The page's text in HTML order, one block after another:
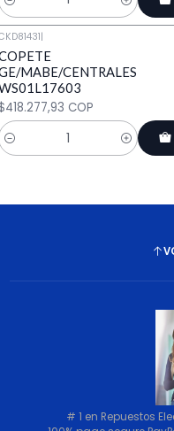
|
MABE/CENTRALES
COP
# 1 en Repuestos